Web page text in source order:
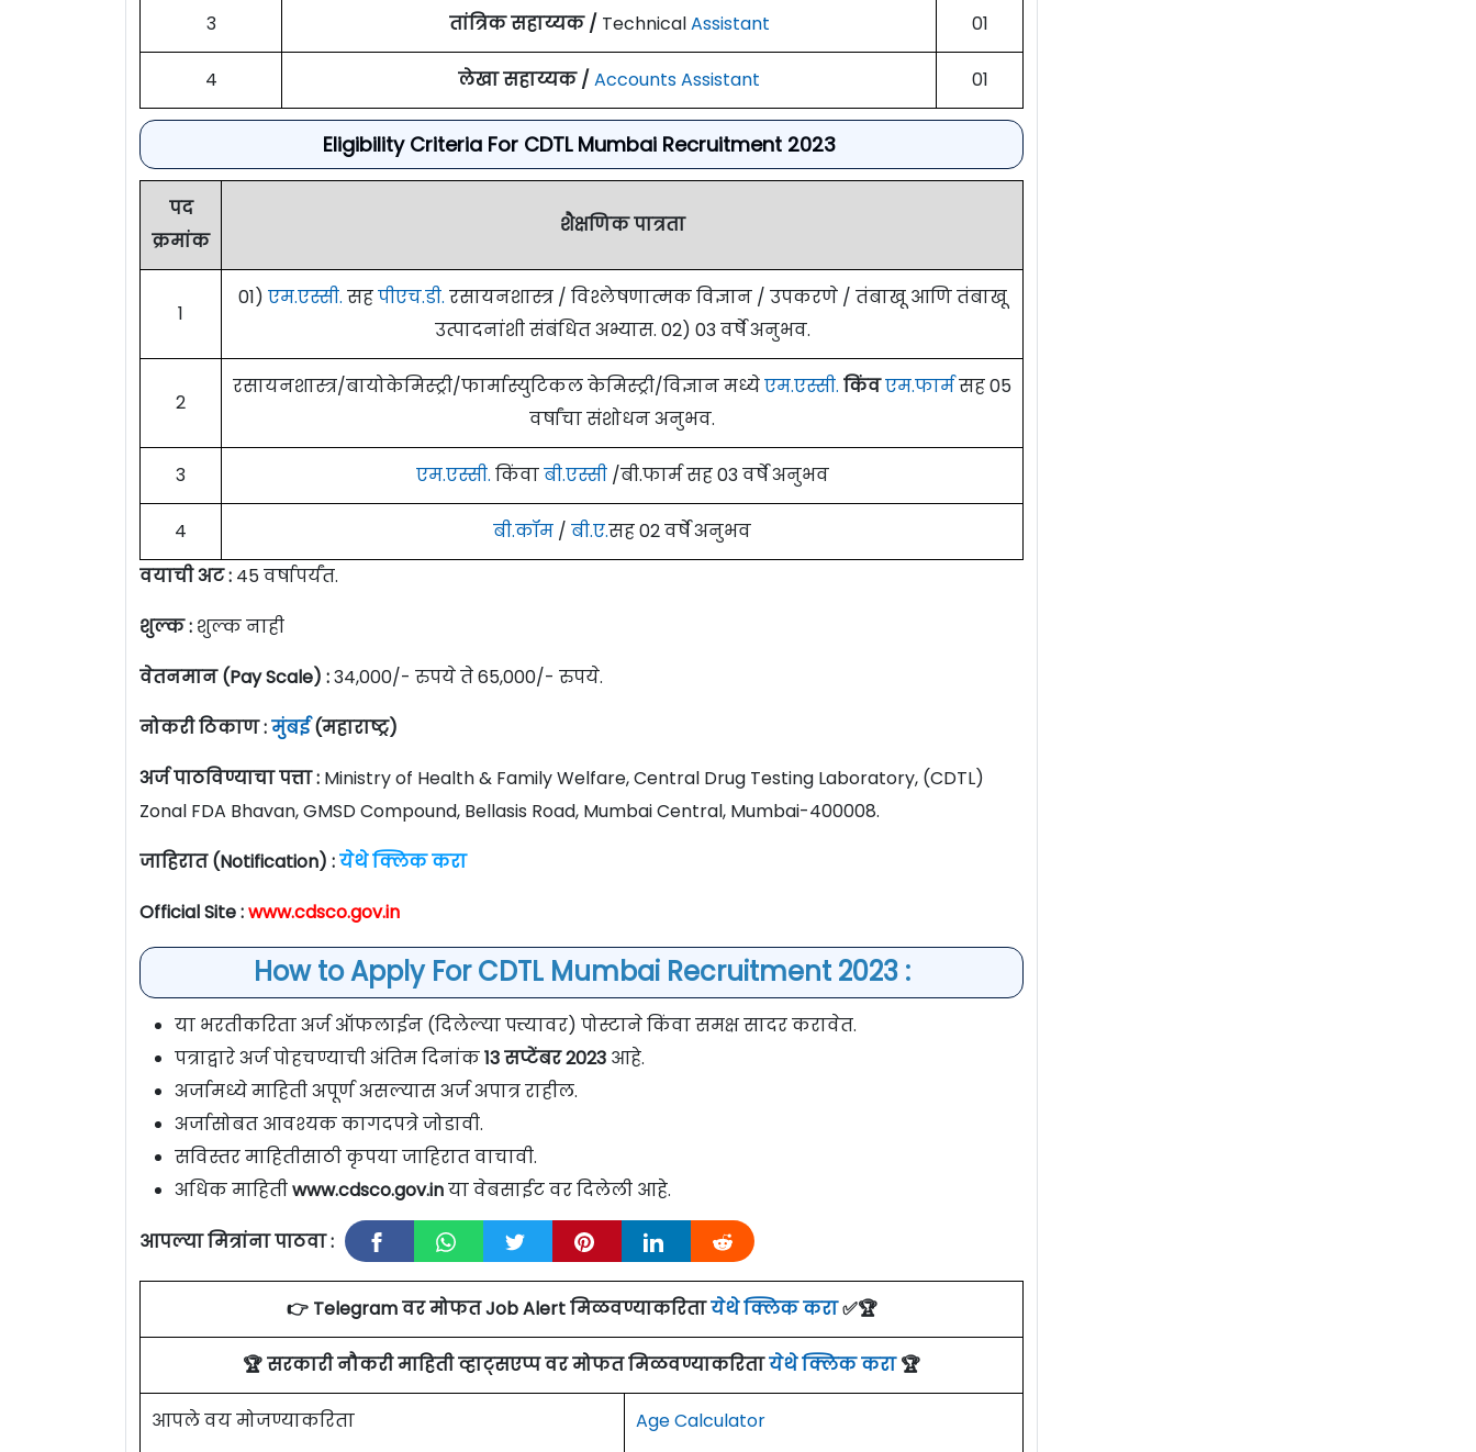
3 तांत्रिक सहाय्यक / TechnicalAssistant 01
4 लेखा सहाय्यक / AccountsAssistant 01
Eligibility Criteria For CDTL Mumbai Recruitment 2023
पद
क्रमांक
शैक्षणिक पात्रता
1
01) एम.एस्सी. सहपीएच.डी. रसायनशास्त्र / विश्लेषणात्मक विज्ञान / उपकरणे / तंबाखू आणि तंबाखू
उत्पादनांशी संबंधित अभ्यास. 02) 03 वर्षे अनुभव.
2
रसायनशास्त्र/बायोकेमिस्ट्री/फार्मास्युटिकल केमिस्ट्री/विज्ञान मध्येएम.एस्सी. किंवएम.फार्मसह 05
वर्षांचा संशोधन अनुभव.
3 एम.एस्सी. किंवाबी.एस्सी/बी.फार्म सह 03 वर्षे अनुभव
4 बी.कॉम / बी.ए.सह 02 वर्षे अनुभव
वयाची अट : 45 वर्षापर्यंत.
शुल्क : शुल्क नाही
वेतनमान (Pay Scale) :34,000/- रुपये ते 65,000/- रुपये.
नोकरी ठिकाण :मुंबई(महाराष्ट्र)
अर्ज पाठविण्याचा पत्ता : Ministry of Health & Family Welfare, Central Drug Testing Laboratory, (CDTL)
Zonal FDA Bhavan, GMSD Compound, Bellasis Road, Mumbai Central, Mumbai-400008.
जाहिरात (Notification) :येथे क्लिक करा
Official Site :www.cdsco.gov.in
How to Apply For CDTL Mumbai Recruitment 2023 :
या भरतीकरिता अर्ज ऑफलाईन (दिलेल्या पत्त्यावर) पोस्टाने किंवा समक्ष सादर करावेत.
पत्राद्वारे अर्ज पोहचण्याची अंतिम दिनांक13 सप्टेंबर 2023 आहे.
अर्जामध्ये माहिती अपूर्ण असल्यास अर्ज अपात्र राहील.
अर्जासोबत आवश्यक कागदपत्रे जोडावी.
सविस्तर माहितीसाठी कृपया जाहिरात वाचावी.
अधिक माहितीwww.cdsco.gov.inया वेबसाईट वर दिलेली आहे.
आपल्या मित्रांना पाठवा :
👉 Telegram वर मोफत Job Alert मिळवण्याकरितायेथे क्लिक करा✅🏆
🏆 सरकारी नौकरी माहिती व्हाट्सएप्प वर मोफत मिळवण्याकरितायेथे क्लिक करा🏆
आपले वय मोजण्याकरिता Age Calculator